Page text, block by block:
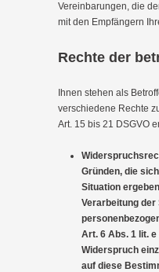
Vereinbarungen, die
mit den Empfängern
Rechte der
Ihnen stehen als
verschiedene Rechte
Art. 15 bis 21 DSGVO
Gründen, die
Situation
Verarbeitung
Art. 6 Abs. 1 lit.
Widerspruch
auf diese